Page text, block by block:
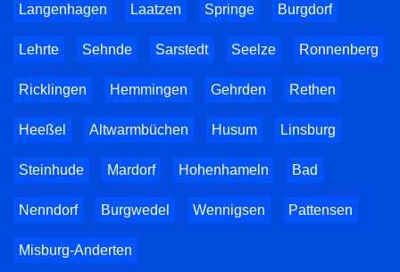
Langenhagen Laatzen Springe Burgdorf
Lehrte Sehnde Sarstedt Seelze Ronnenberg
Ricklingen Hemmingen Gehrden Rethen
Heeßel Altwarmbüchen Husum Linsburg
Steinhude Mardorf Hohenhameln Bad
Nenndorf Burgwedel Wennigsen Pattensen
Misburg-Anderten